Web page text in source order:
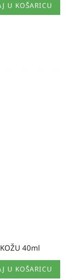
U KOŠARICU
40ml
U KOŠARICU